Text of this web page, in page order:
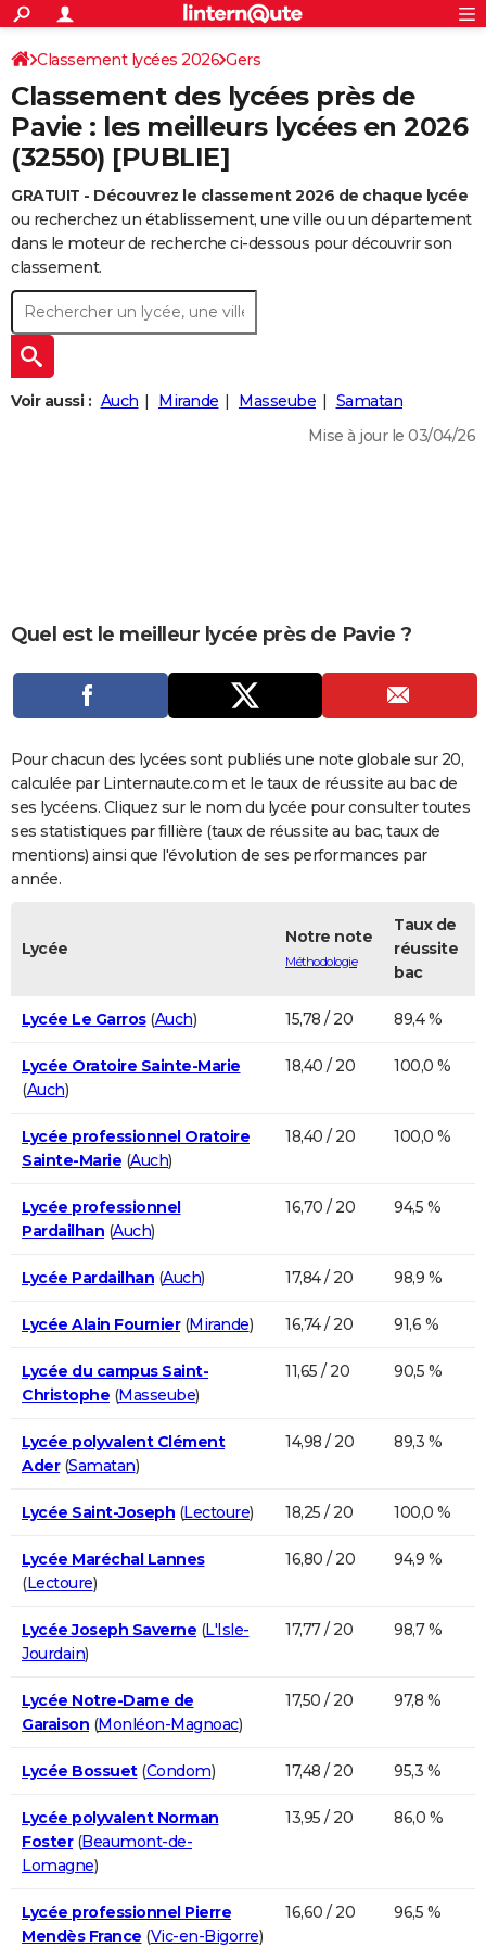
ACTUALITÉS
Politique
Société
Faits Divers
Education
Monde
Villes
+
SPORT
Coupe du monde 2026
Football
Tennis
Cyclisme
Rugby
Forum
CULTURE
Programme TV
TNT
Streaming
Cinéma
Sorties cinéma
Musique
+
FINANCE
Retraite
Impôts
Epargne
Immobilier
Risques naturels par ville
Banque
Assurance
Crédit
AUTO
Essais
Réserver un essai
Citadines
Berlines
SUV
Forum auto
+
HIGH-TECH
BRICOLAGE
Forum
Aménagement intérieur
Extérieur
Cuisine
Salle de bains
Jardinage
Rangement
+WEEK-END
Guides de France
Escapades
Patrimoine
Expositions
Musées
Week-end nature
+
LIFESTYLE
CARTE DE VOEUX
Carte de Noël
Carte Bonne année
Carte Saint-Valentin
Carte Pâques
Carte d'anniversaire
DICTIONNAIRE
COPAINS D'AVANT
S'inscrire
Se connecter
Lycées
Collèges
Primaires
Universités
Entreprises
Service militaire
Avis de recherche
AVIS DE DÉCÈS
FORUM
S'inscrire
Connexion
Classement lycées 2026 Gers
Classement des lycées près de
Pavie : les meilleurs lycées en 2026
(32550) [PUBLIE]
GRATUIT - Découvrez le classement 2026 de chaque lycée
ou recherchez un établissement, une ville ou un département
dans le moteur de recherche ci-dessous pour découvrir son
classement.
Voir aussi : Auch Mirande Masseube
Samatan
Mise à jour le 03/04/26
Quel est le meilleur lycée près de Pavie ?
Pour chacun des lycées sont publiés une note globale sur 20,
calculée par Linternaute.com et le taux de réussite au bac de
ses lycéens. Cliquez sur le nom du lycée pour consulter toutes
ses statistiques par fillière (taux de réussite au bac, taux de
mentions) ainsi que l'évolution de ses performances par
année.
Lycée
Notre note
Méthodologie
Taux de
réussite
bac
Lycée Le Garros(Auch) 15,78 / 20 89,4 %
Lycée Oratoire Sainte-Marie
(Auch)
18,40 / 20 100,0 %
Lycée professionnel Oratoire
Sainte-Marie (Auch)
18,40 / 20 100,0 %
Lycée professionnel
Pardailhan (Auch)
16,70 / 20 94,5 %
Lycée Pardailhan (Auch) 17,84 / 20 98,9 %
Lycée Alain Fournier(Mirande) 16,74 / 20 91,6 %
Lycée du campus Saint-
Christophe (Masseube)
11,65 / 20 90,5 %
Lycée polyvalent Clément
Ader(Samatan)
14,98 / 20 89,3 %
Lycée Saint-Joseph (Lectoure) 18,25 / 20 100,0 %
Lycée Maréchal Lannes
(Lectoure)
16,80 / 20 94,9 %
Lycée Joseph Saverne (L'Isle-
Jourdain)
17,77 / 20 98,7 %
Lycée Notre-Dame de
Garaison (Monléon-Magnoac)
17,50 / 20 97,8 %
Lycée Bossuet(Condom) 17,48 / 20 95,3 %
Lycée polyvalent Norman
Foster(Beaumont-de-
Lomagne)
13,95 / 20 86,0 %
Lycée professionnel Pierre
Mendès France (Vic-en-Bigorre)
16,60 / 20 96,5 %